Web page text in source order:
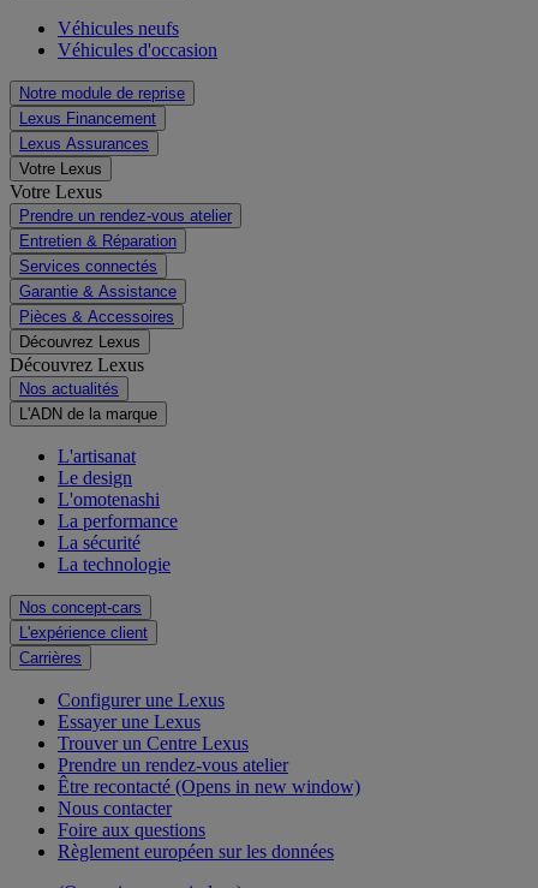
Véhicules neufs
Véhicules d'occasion
Notre module de reprise
Lexus Financement
Lexus Assurances
Votre Lexus
Votre Lexus
Prendre un rendez-vous atelier
Entretien & Réparation
Services connectés
Garantie & Assistance
Pièces & Accessoires
Découvrez Lexus
Découvrez Lexus
Nos actualités
L'ADN de la marque
L'artisanat
Le design
L'omotenashi
La performance
La sécurité
La technologie
Nos concept-cars
L'expérience client
Carrières
Configurer une Lexus
Essayer une Lexus
Trouver un Centre Lexus
Prendre un rendez-vous atelier
Être recontacté (Opens in new window)
Nous contacter
Foire aux questions
Règlement européen sur les données